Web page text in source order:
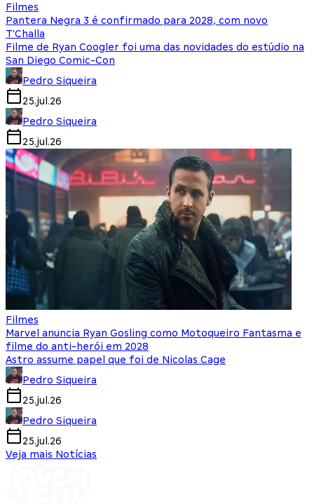
Filmes
Pantera Negra 3 é confirmado para 2028, com novo
T'Challa
Filme de Ryan Coogler foi uma das novidades do estúdio na
San Diego Comic-Con
Pedro Siqueira
25.jul.26
Pedro Siqueira
25.jul.26
Filmes
Marvel anuncia Ryan Gosling como Motoqueiro Fantasma e
filme do anti-herói em 2028
Astro assume papel que foi de Nicolas Cage
Pedro Siqueira
25.jul.26
Pedro Siqueira
25.jul.26
Veja mais Notícias